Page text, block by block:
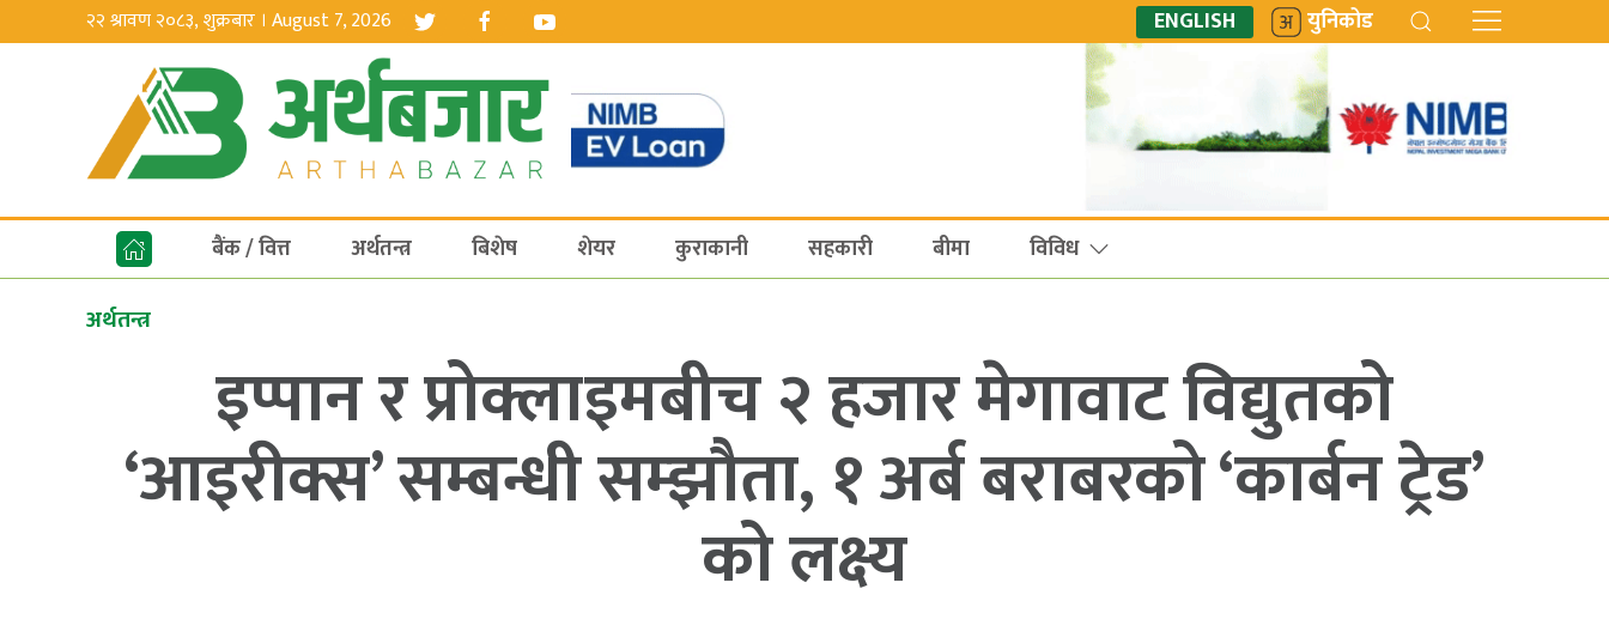
२२ श्रावण २०८३, शुक्रबार । August 7, 2026 ENGLISH युनिकोड
बैंक / वित्त अर्थतन्त्र बिशेष शेयर कुराकानी सहकारी बीमा विविध
अर्थतन्त्र
इप्पान र प्रोक्लाइमबीच २ हजार मेगावाट विद्युतको
‘आइरीक्स’ सम्बन्धी सम्झौता, १ अर्ब बराबरको ‘कार्बन ट्रेड’
को लक्ष्य